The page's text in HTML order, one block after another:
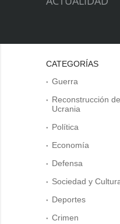
CATEGORÍAS
Guerra
Reconstrucción de
Ucrania
Política
Economía
Defensa
Sociedad y
Deportes
Crimen